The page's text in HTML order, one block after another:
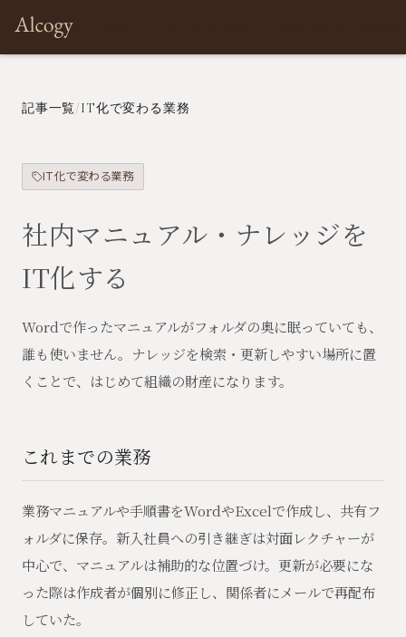
記事一覧/IT化で変わる業務
IT化で変わる業務
社内マニュアル・ナレッジを
IT化する
Wordで作ったマニュアルがフォルダの奥に眠っていても、
誰も使いません。ナレッジを検索・更新しやすい場所に置
くことで、はじめて組織の財産になります。
これまでの業務
業務マニュアルや手順書をWordやExcelで作成し、共有フ
ォルダに保存。新入社員への引き継ぎは対面レクチャーが
中心で、マニュアルは補助的な位置づけ。更新が必要にな
った際は作成者が個別に修正し、関係者にメールで再配布
していた。